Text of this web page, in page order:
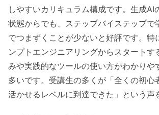
しやすいカリキュラム構成です。生成AI
状態からでも、ステップバイステップで
でつまずくことが少ないと好評です。特
ンプトエンジニアリングからスタートす
みや実践的なツールの使い方がわかりや
多いです。受講生の多くが「全くの初心
活かせるレベルに到達できた」という声